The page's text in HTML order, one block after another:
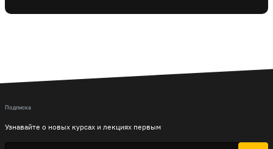
Подписка
Узнавайте о новых курсах и лекциях первым